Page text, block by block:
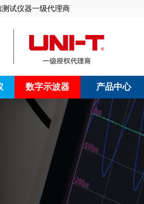
试仪器一级代理商
数字示波器 产品中心